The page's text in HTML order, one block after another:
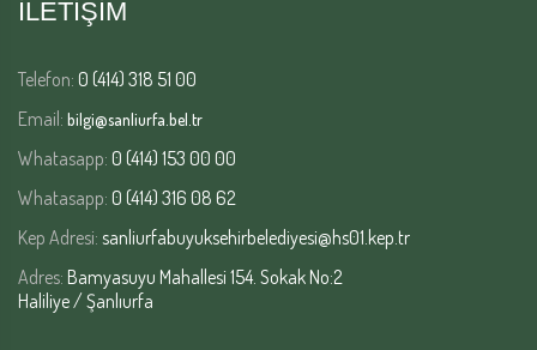
İLETİŞİM
Telefon: 0 (414) 318 51 00
Email: bilgi@sanliurfa.bel.tr
Whatasapp: 0 (414) 153 00 00
Whatasapp: 0 (414) 316 08 62
Kep Adresi: sanliurfabuyuksehirbelediyesi@hs01.kep.tr
Adres: Bamyasuyu Mahallesi 154. Sokak No:2
Haliliye / Şanlıurfa